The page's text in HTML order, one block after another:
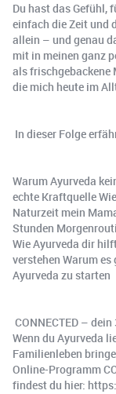
Du hast das Gefühl,
einfach die Zeit und
allein – und genau
mit in meinen ganz
als frischgebackene
die mich heute im
In dieser Folge
Warum Ayurveda
echte Kraftquelle
Naturzeit mein
Stunden
Wie Ayurveda dir
verstehen Warum
Ayurveda zu starten
CONNECTED –
Wenn du Ayurveda
Familienleben
Online-Programm
findest du hier: